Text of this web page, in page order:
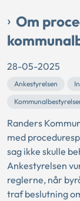
Om
28-05-2025
Ankestyrelsen
Randers
med
sag ikke skulle
Ankestyrelsen
reglerne, når
traf beslutning